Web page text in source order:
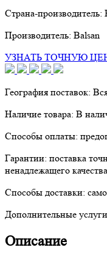
Страна-производитель:
Производитель: Balsan
УЗНАТЬ ТОЧНУЮ
География поставок:
Наличие товара: В
Способы оплаты:
Гарантии: поставка
ненадлежащего
Способы доставки:
Дополнительные
Описание